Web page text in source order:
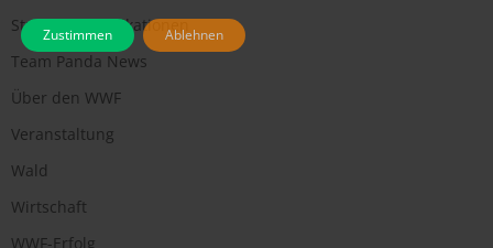
Studien & Publikationen
Team Panda News
Über den WWF
Veranstaltung
Wald
Wirtschaft
WWF-Erfolg
Zustimmen Ablehnen